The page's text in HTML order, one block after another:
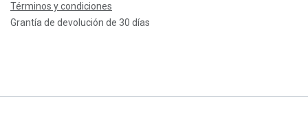
Términos y condiciones
Grantía de devolución de 30 días